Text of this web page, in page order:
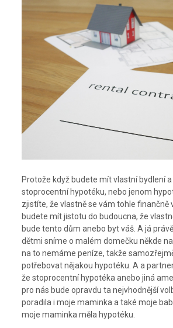
Protože když budete mít vlastní bydlení
stoprocentní hypotéku, nebo jenom
zjistíte, že vlastně se vám tohle finančně
budete mít jistotu do budoucna, že
bude tento dům anebo byt váš. A já
dětmi sníme o malém domečku někde
na to nemáme peníze, takže
potřebovat nějakou hypotéku. A a
že stoprocentní hypotéka anebo jiná
pro nás bude opravdu ta nejvhodnější
poradila i moje maminka a také moje
moje maminka měla hypotéku.